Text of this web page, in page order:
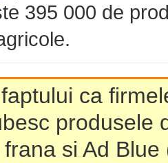
395 000 de
ca
produsele
si Ad